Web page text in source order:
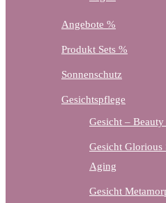
Angebote %
Produkt Sets %
Sonnenschutz
Gesichtspflege
Gesicht – Beauty
Gesicht
Aging
Gesicht